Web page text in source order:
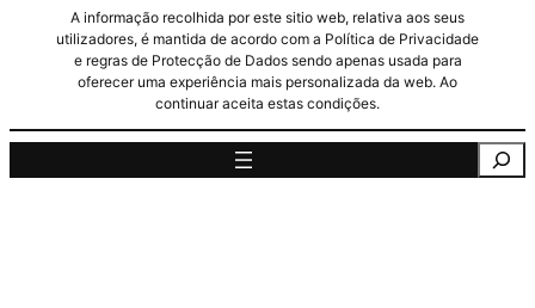
A informação recolhida por este sitio web, relativa aos seus
utilizadores, é mantida de acordo com a Política de Privacidade
e regras de Protecção de Dados sendo apenas usada para
oferecer uma experiência mais personalizada da web. Ao
continuar aceita estas condições.